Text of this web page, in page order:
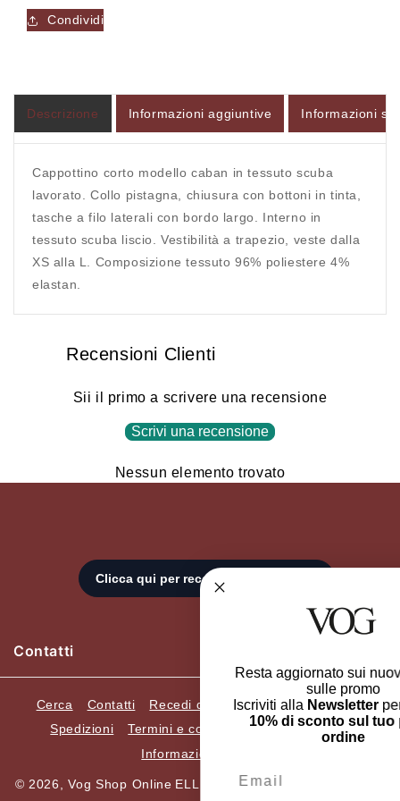
tessuto
scuba
Condividi
Descrizione Informazioni aggiuntive Informazioni
Cappottino corto modello caban in tessuto scuba
lavorato. Collo pistagna, chiusura con bottoni in tinta,
tasche a filo laterali con bordo largo. Interno in
tessuto scuba liscio. Vestibilità a trapezio, veste dalla
XS alla L. Composizione tessuto 96% poliestere 4%
elastan.
Recensioni Clienti
Sii il primo a scrivere una recensione
Scrivi una recensione
Nessun elemento trovato
Contatti
Cerca Contatti Recedi dall'ordine
Resi e Cambi
Spedizioni
Termini e condizioni
Privacy Policy
Informazioni Legali
© 2026,Vog Shop Online ELLEGI SRL. P.Iva 05482420659.
Accesso richiesto
Accedi al tuo account per aggiungere prodotti alla
tua lista dei desideri e visualizzare gli articoli
salvati in precedenza.
Login
Resta aggiornato sui nuovi
sulle promo
Iscriviti allaNewsletterper
10% di sconto sul tuo primo
ordine